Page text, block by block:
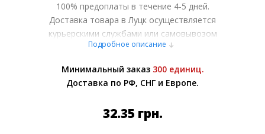
100% предоплаты в течение 4-5 дней.
Доставка товара в Луцк осуществляется
курьерскими службами или самовывозом
со склада в Москве. Более подробно при
Оплата производится в рублях. Цены на
сайте представлены по курсу ЦБ РФ на
грн.
Подробное описание
Минимальный заказ 300 единиц.
Доставка по РФ, СНГ и Европе.
32.35 грн.